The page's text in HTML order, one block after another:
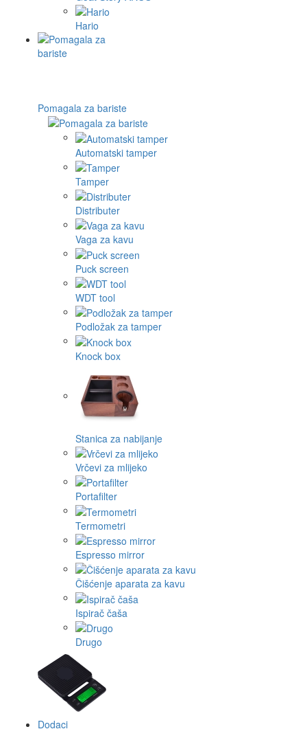
Hario
Pomagala za bariste
Automatski tamper
Tamper
Distributer
Vaga za kavu
Puck screen
WDT tool
Podložak za tamper
Knock box
Stanica za nabijanje
Vrčevi za mlijeko
Portafilter
Termometri
Espresso mirror
Čišćenje aparata za kavu
Ispirač čaša
Drugo
Dodaci